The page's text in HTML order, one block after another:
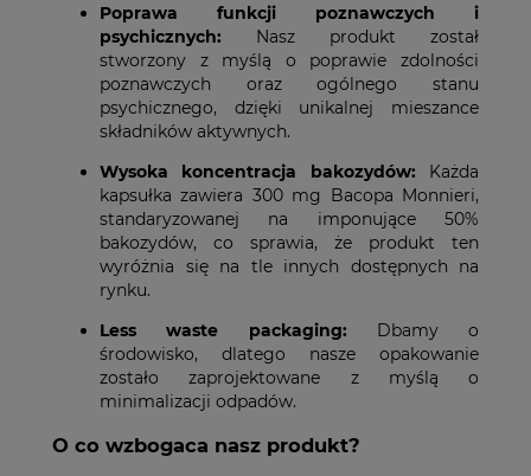
Poprawa funkcji poznawczych i
psychicznych: Nasz produkt został
stworzony z myślą o poprawie zdolności
poznawczych oraz ogólnego stanu
psychicznego, dzięki unikalnej mieszance
składników aktywnych.
Wysoka koncentracja bakozydów: Każda
kapsułka zawiera 300 mg Bacopa Monnieri,
standaryzowanej na imponujące 50%
bakozydów, co sprawia, że produkt ten
wyróżnia się na tle innych dostępnych na
rynku.
Less waste packaging: Dbamy o
środowisko, dlatego nasze opakowanie
zostało zaprojektowane z myślą o
minimalizacji odpadów.
O co wzbogaca nasz produkt?